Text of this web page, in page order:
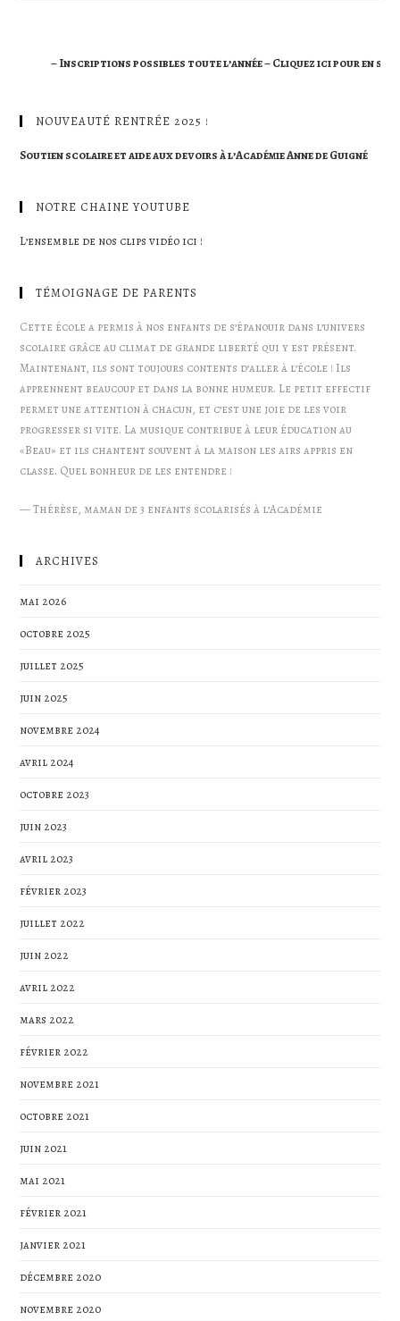
– Inscriptions possibles toute l’année – Cliquez ici pour en savoir
NOUVEAUTÉ RENTRÉE 2025 !
Soutien scolaire et aide aux devoirs à l’Académie Anne de Guigné
NOTRE CHAINE YOUTUBE
L’ensemble de nos clips vidéo ici !
TÉMOIGNAGE DE PARENTS
Cette école a permis à nos enfants de s’épanouir dans l’univers
scolaire grâce au climat de grande liberté qui y est présent.
Maintenant, ils sont toujours contents d’aller à l’école ! Ils
apprennent beaucoup et dans la bonne humeur. Le petit effectif
permet une attention à chacun, et c’est une joie de les voir
progresser si vite. La musique contribue à leur éducation au
«Beau» et ils chantent souvent à la maison les airs appris en
classe. Quel bonheur de les entendre !
—Thérèse, maman de 3 enfants scolarisés à l’Académie
ARCHIVES
mai 2026
octobre 2025
juillet 2025
juin 2025
novembre 2024
avril 2024
octobre 2023
juin 2023
avril 2023
février 2023
juillet 2022
juin 2022
avril 2022
mars 2022
février 2022
novembre 2021
octobre 2021
juin 2021
mai 2021
février 2021
janvier 2021
décembre 2020
novembre 2020